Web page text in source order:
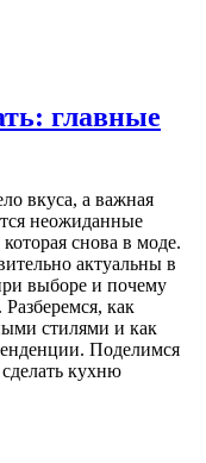
главные
вкуса, а важная
неожиданные
снова в моде.
актуальны в
выборе и почему
как
стилями и как
Поделимся
кухню